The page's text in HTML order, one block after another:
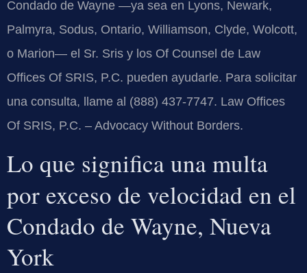
Condado de Wayne —ya sea en Lyons, Newark,
Palmyra, Sodus, Ontario, Williamson, Clyde, Wolcott,
o Marion— el Sr. Sris y los Of Counsel de Law
Offices Of SRIS, P.C. pueden ayudarle. Para solicitar
una consulta, llame al (888) 437-7747. Law Offices
Of SRIS, P.C. – Advocacy Without Borders.
Lo que significa una multa
por exceso de velocidad en el
Condado de Wayne, Nueva
York